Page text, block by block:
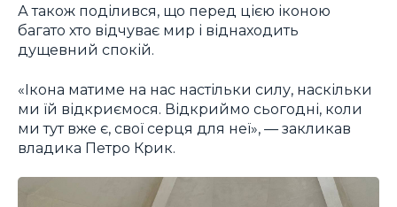
А також поділився, що перед цією іконою
багато хто відчуває мир і віднаходить
дущевний спокій.
«Ікона матиме на нас настільки силу, наскільки
ми їй відкриємося. Відкриймо сьогодні, коли
ми тут вже є, свої серця для неї», — закликав
владика Петро Крик.